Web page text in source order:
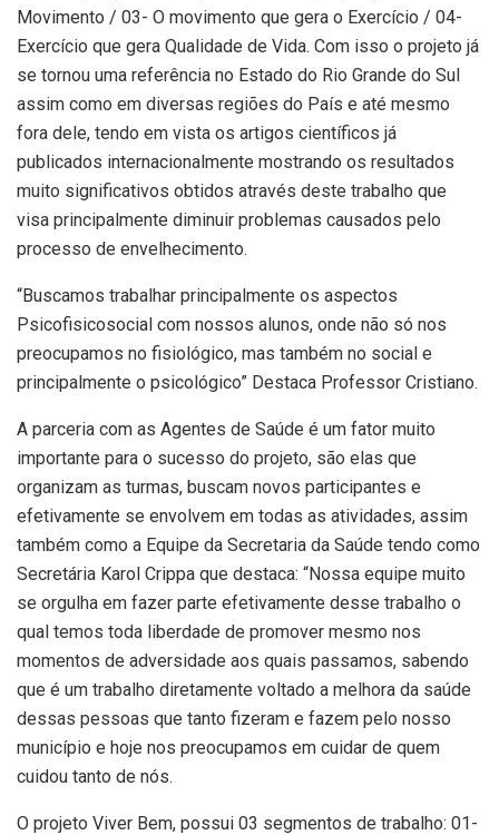
Movimento / 03- O movimento que gera o Exercício / 04-
Exercício que gera Qualidade de Vida. Com isso o projeto já
se tornou uma referência no Estado do Rio Grande do Sul
assim como em diversas regiões do País e até mesmo
fora dele, tendo em vista os artigos científicos já
publicados internacionalmente mostrando os resultados
muito significativos obtidos através deste trabalho que
visa principalmente diminuir problemas causados pelo
processo de envelhecimento.
“Buscamos trabalhar principalmente os aspectos
Psicofisicosocial com nossos alunos, onde não só nos
preocupamos no fisiológico, mas também no social e
principalmente o psicológico” Destaca Professor Cristiano.
A parceria com as Agentes de Saúde é um fator muito
importante para o sucesso do projeto, são elas que
organizam as turmas, buscam novos participantes e
efetivamente se envolvem em todas as atividades, assim
também como a Equipe da Secretaria da Saúde tendo como
Secretária Karol Crippa que destaca: “Nossa equipe muito
se orgulha em fazer parte efetivamente desse trabalho o
qual temos toda liberdade de promover mesmo nos
momentos de adversidade aos quais passamos, sabendo
que é um trabalho diretamente voltado a melhora da saúde
dessas pessoas que tanto fizeram e fazem pelo nosso
município e hoje nos preocupamos em cuidar de quem
cuidou tanto de nós.
O projeto Viver Bem, possui 03 segmentos de trabalho: 01-